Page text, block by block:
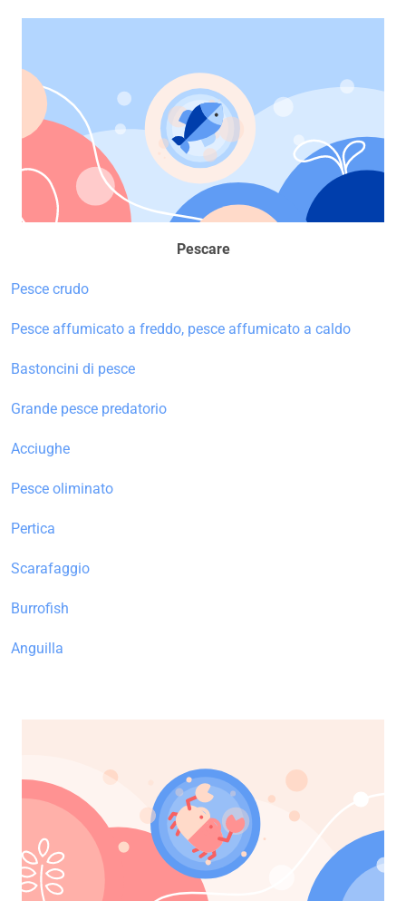
Pescare
Pesce crudo
Pesce affumicato a freddo, pesce affumicato a caldo
Bastoncini di pesce
Grande pesce predatorio
Acciughe
Pesce oliminato
Pertica
Scarafaggio
Burrofish
Anguilla